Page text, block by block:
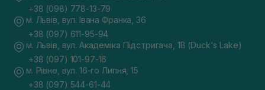
+38 (098) 778-13-79
м. Львів, вул. Івана Франка, 36
+38 (097) 611-95-94
м. Львів, вул. Академіка Підстригача, 1В (Duck's Lake)
+38 (097) 101-97-16
м. Рівне, вул. 16-го Липня, 15
+38 (097) 544-61-44